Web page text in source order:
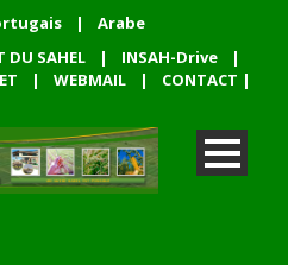
|
Arabe
DU SAHEL
| INSAH-Drive
|
| WEBMAIL | CONTACT |